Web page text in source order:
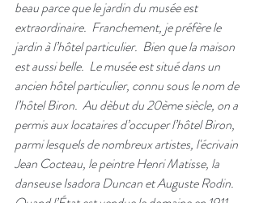
beau parce que le jardin du musée est
extraordinaire.  Franchement, je préfère le
jardin à l’hôtel particulier.  Bien que la maison
est aussi belle.  Le musée est situé dans un
ancien hôtel particulier, connu sous le nom de
l’hôtel Biron.  Au dèbut du 20ème siècle, on a
permis aux locataires d’occuper l’hôtel Biron,
parmi lesquels de nombreux artistes, l'écrivain
Jean Cocteau, le peintre Henri Matisse, la
danseuse Isadora Duncan et Auguste Rodin.